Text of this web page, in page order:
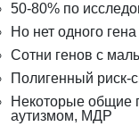
50-80% по
Но нет одного гена
Сотни генов с
Полигенный риск-
Некоторые общие
аутизмом, МДР